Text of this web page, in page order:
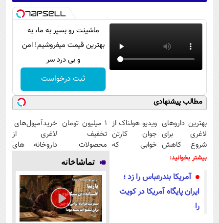
ماشینت رو بسپر به ما، به
بهترین قیمت میفروشیم! امن
و بی درد سر
ثبت درخواست
مطالب پیشنهادی
بهترین داروهای
لاغری برای
شروع کاهش
وزن، ارسال از
نزدیکت!
ویدیو هولناک از
جوان کارتن
خوابی که
۱ میلیون تومان
تخفیف
محصولات
لاغری؛ یک قدم
نزدیک‌تر به
شروع کاهش
وزن
خریدآمپول‌های
لاغری از
داروخانه های
پک یخ!
بیشتر بخوانید:
آمریکا بندرعباس را زد ؛
ایران پایگاه آمریکا در کویت
را
تماشاخانه